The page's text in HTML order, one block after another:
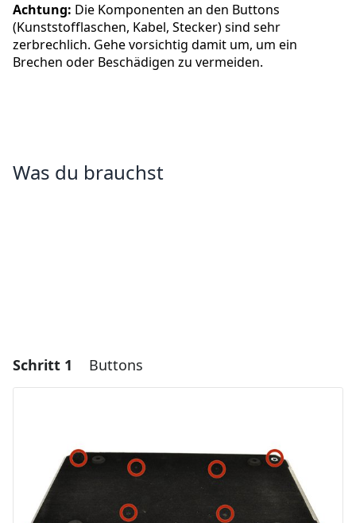
Achtung: Die Komponenten an den Buttons
(Kunststofflaschen, Kabel, Stecker) sind sehr
zerbrechlich. Gehe vorsichtig damit um, um ein
Brechen oder Beschädigen zu vermeiden.
Was du brauchst
Schritt 1 Buttons